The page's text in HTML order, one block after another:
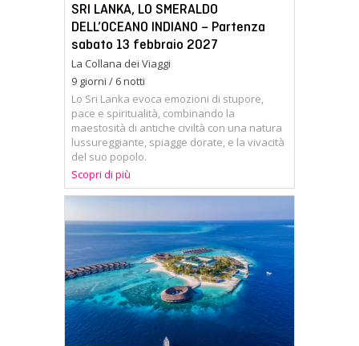
SRI LANKA, LO SMERALDO
DELL’OCEANO INDIANO – Partenza
sabato 13 febbraio 2027
La Collana dei Viaggi
9 giorni / 6 notti
Lo Sri Lanka evoca emozioni di stupore,
pace e spiritualità, combinando la
maestosità di antiche civiltà con una natura
lussureggiante, spiagge dorate, e la vivacità
del suo popolo.
Scopri di più